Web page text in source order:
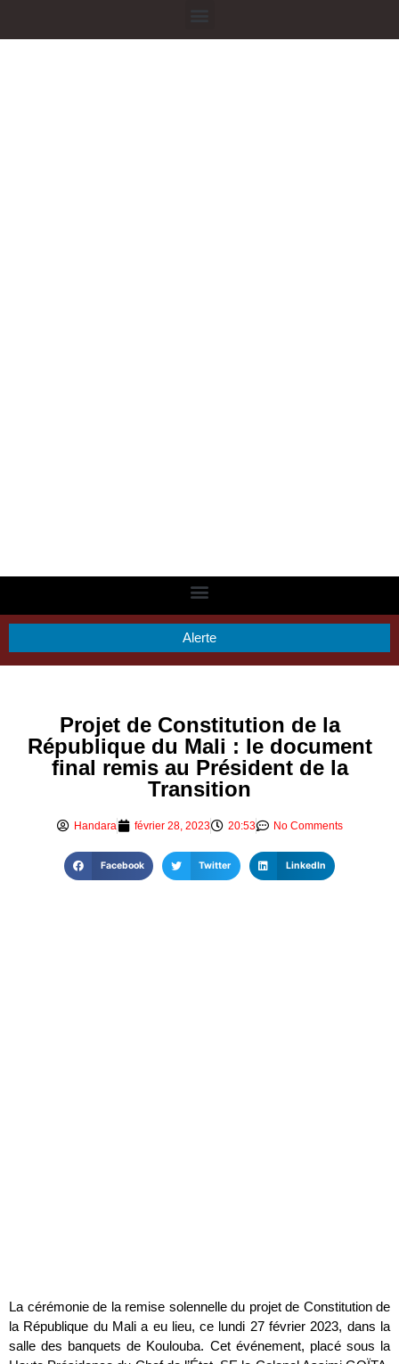
Alerte
Projet de Constitution de la
République du Mali : le document
final remis au Président de la
Transition
Handara février 28, 2023 20:53 No Comments
Facebook Twitter LinkedIn
La cérémonie de la remise solennelle du projet de Constitution de
la République du Mali a eu lieu, ce lundi 27 février 2023, dans la
salle des banquets de Koulouba. Cet événement, placé sous la